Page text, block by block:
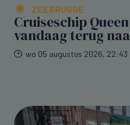
ZEEBRUGGE
Cruiseschip
vandaag terug
wo 05 augustus 2026, 22:43